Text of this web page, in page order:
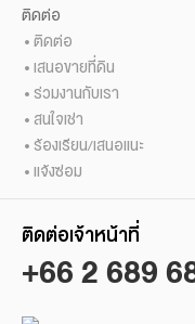
ติดต่อ
ติดต่อ
เสนอขายที่ดิน
ร่วมงานกับเรา
สนใจเช่า
ร้องเรียน/เสนอแนะ
แจ้งซ่อม
ติดต่อเจ้าหน้าที่
+66 2 689